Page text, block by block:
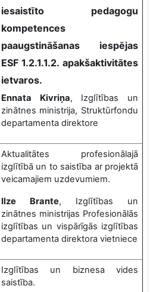
iesaistīto pedagogu
kompetences
paaugstināšanas iespējas
ESF 1.2.1.1.2. apakšaktivitātes
ietvaros.
Ennata Kivriņa, Izglītības un
zinātnes ministrija, Struktūrfondu
departamenta direktore
Aktualitātes profesionālajā
izglītībā un to saistība ar projektā
veicamajiem uzdevumiem.
Ilze Brante, Izglītības un
zinātnes ministrijas Profesionālās
izglītības un vispārīgās izglītības
departamenta direktora vietniece
Izglītības un biznesa vides
saistība.